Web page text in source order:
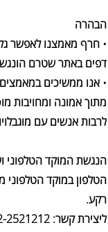
הבהרה
• חרף מאמצנו לאפשר
דפים באתר שטרם
• אנו ממשיכים
מתוך אמונה ומחויבות
לרבות אנשים עם
הנגשת המוקד הטלפוני
הטלפון במוקד הטלפוני
רקע.
ליצירת קשר: 072-2521212